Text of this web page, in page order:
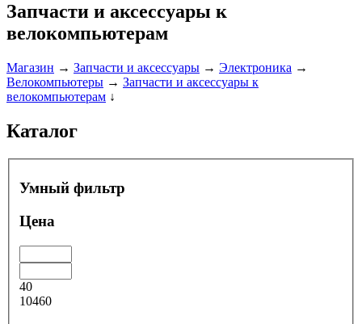
Запчасти и аксессуары к
велокомпьютерам
Магазин → Запчасти и аксессуары → Электроника →
Велокомпьютеры → Запчасти и аксессуары к
велокомпьютерам ↓
Каталог
Умный фильтр
Цена
40
10460